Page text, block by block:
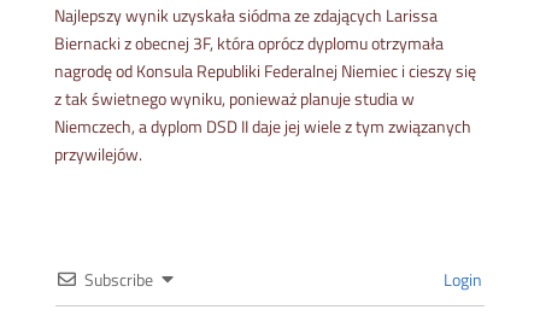
Najlepszy wynik uzyskała siódma ze zdających Larissa
Biernacki z obecnej 3F, która oprócz dyplomu otrzymała
nagrodę od Konsula Republiki Federalnej Niemiec i cieszy się
z tak świetnego wyniku, ponieważ planuje studia w
Niemczech, a dyplom DSD II daje jej wiele z tym związanych
przywilejów.
Subscribe Login